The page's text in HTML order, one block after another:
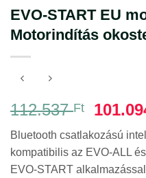
EVO-START EU
Motorindítás
112.537Ft
price
was:
Bluetooth csatlakozású
kompatibilis az EVO-ALL
EVO-START